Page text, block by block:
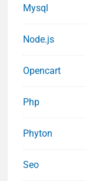
Mysql
Node.js
Opencart
Php
Phyton
Seo